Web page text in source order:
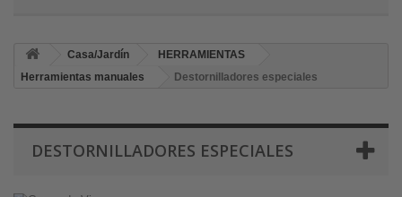
Casa/Jardín
HERRAMIENTAS
Herramientas manuales
Destornilladores especiales
DESTORNILLADORES ESPECIALES